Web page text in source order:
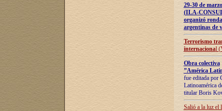
29-30 de
(ILA-
organizó
argentinas de
Terrorismo
internacional
Obra colectiva
”América
fue editada por
Latinoamérica
titular Boris
Salió a la luz el